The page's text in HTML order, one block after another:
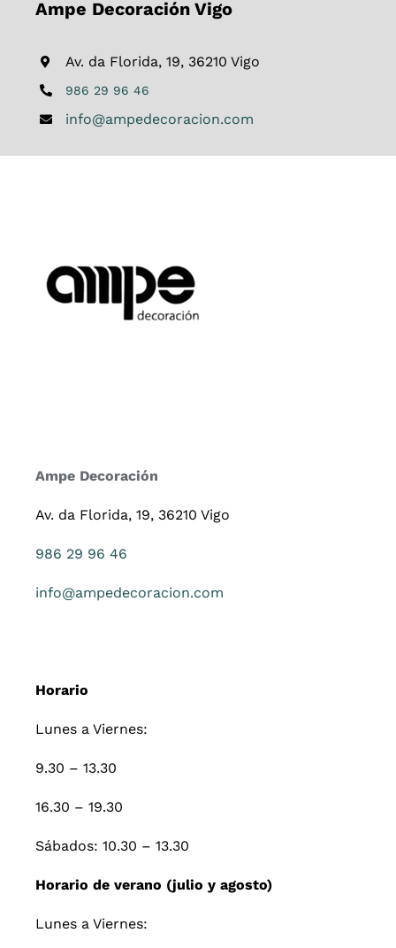
Ampe Decoración Vigo
Av. da Florida, 19, 36210 Vigo
986 29 96 46
info@ampedecoracion.com
Ampe Decoración
Av. da Florida, 19, 36210 Vigo
986 29 96 46
info@ampedecoracion.com
Horario
Lunes a Viernes:
9.30 – 13.30
16.30 – 19.30
Sábados: 10.30 – 13.30
Horario de verano (julio y agosto)
Lunes a Viernes: